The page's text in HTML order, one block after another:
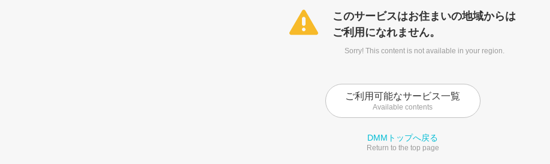
このサービスはお住まいの地域からは
ご利用になれません。
Sorry! This content is not available in your region.
ご利用可能なサービス一覧
Available contents
DMMトップへ戻る
Return to the top page